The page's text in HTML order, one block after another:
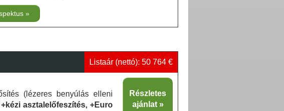
Listaár (nettó): 50 764 €
Részletes
ajánlat
(lézeres benyúlás elleni
asztalelőfeszítés, +Euro